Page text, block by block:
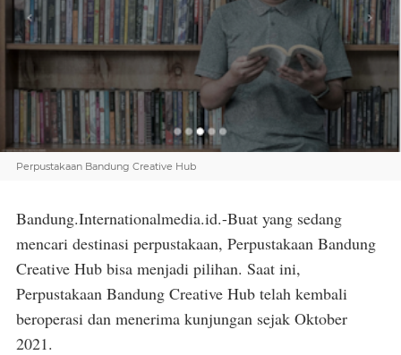
Perpustakaan Bandung Creative Hub
Bandung.Internationalmedia.id.-Buat yang sedang
mencari destinasi perpustakaan, Perpustakaan Bandung
Creative Hub bisa menjadi pilihan. Saat ini,
Perpustakaan Bandung Creative Hub telah kembali
beroperasi dan menerima kunjungan sejak Oktober
2021.